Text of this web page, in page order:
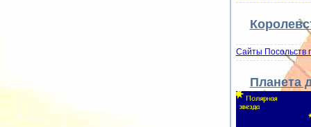
Сайты Посольств
Планета